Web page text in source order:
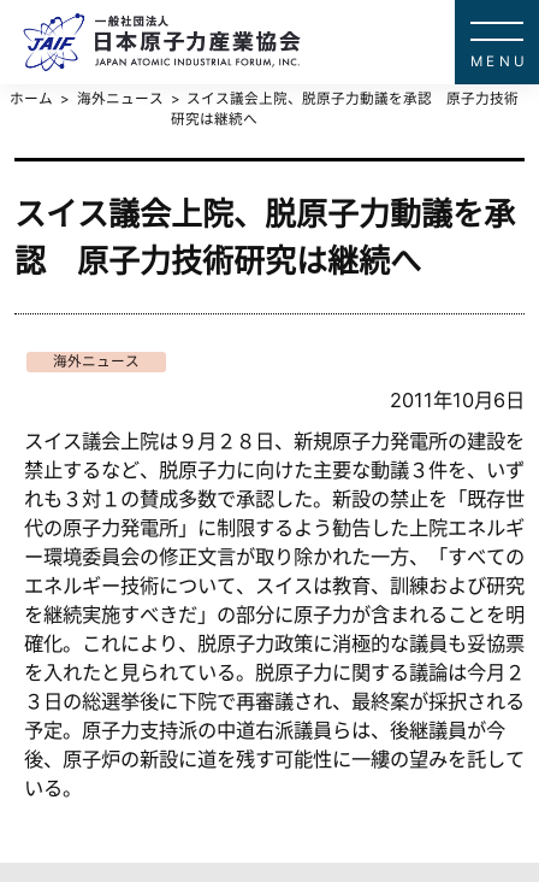
ホーム 海外ニュース
スイス議会上院、脱原子力動議を承認 原子力技術
研究は継続へ
スイス議会上院、脱原子力動議を承
認 原子力技術研究は継続へ
海外ニュース
2011年10月6日
スイス議会上院は９月２８日、新規原子力発電所の建設を
禁止するなど、脱原子力に向けた主要な動議３件を、いず
れも３対１の賛成多数で承認した。新設の禁止を「既存世
代の原子力発電所」に制限するよう勧告した上院エネルギ
ー環境委員会の修正文言が取り除かれた一方、「すべての
エネルギー技術について、スイスは教育、訓練および研究
を継続実施すべきだ」の部分に原子力が含まれることを明
確化。これにより、脱原子力政策に消極的な議員も妥協票
を入れたと見られている。脱原子力に関する議論は今月２
３日の総選挙後に下院で再審議され、最終案が採択される
予定。原子力支持派の中道右派議員らは、後継議員が今
後、原子炉の新設に道を残す可能性に一縷の望みを託して
いる。